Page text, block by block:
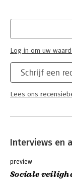
hun vaardigheden
voorbereid en kun
Schrijf een
Lees ons
Log in om uw
Interviews en
preview
Sociale